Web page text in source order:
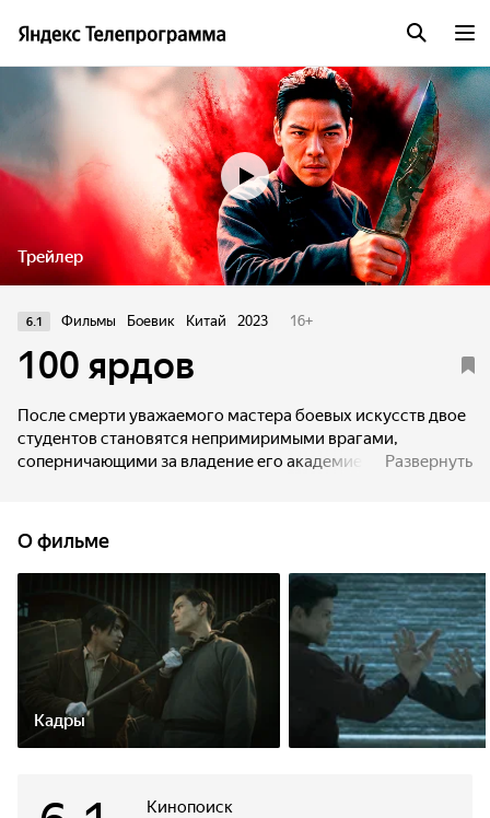
Трейлер
6.1 Фильмы Боевик Китай 2023 16+
100 ярдов
После смерти уважаемого мастера боевых искусств двое
студентов становятся непримиримыми врагами,
соперничающими за владение его академией. Конфликт
и взаимному уважению.
Развернуть
О фильме
Кадры
Кинопоиск